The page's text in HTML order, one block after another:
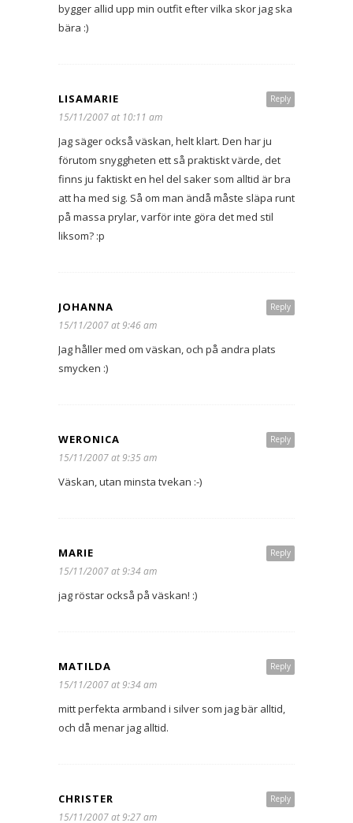
bygger allid upp min outfit efter vilka skor jag ska
bära :)
Reply
LISAMARIE
15/11/2007 at 10:11 am
Jag säger också väskan, helt klart. Den har ju
förutom snyggheten ett så praktiskt värde, det
finns ju faktiskt en hel del saker som alltid är bra
att ha med sig. Så om man ändå måste släpa runt
på massa prylar, varför inte göra det med stil
liksom? :p
Reply
JOHANNA
15/11/2007 at 9:46 am
Jag håller med om väskan, och på andra plats
smycken :)
Reply
WERONICA
15/11/2007 at 9:35 am
Väskan, utan minsta tvekan :-)
Reply
MARIE
15/11/2007 at 9:34 am
jag röstar också på väskan! :)
Reply
MATILDA
15/11/2007 at 9:34 am
mitt perfekta armband i silver som jag bär alltid,
och då menar jag alltid.
Reply
CHRISTER
15/11/2007 at 9:27 am